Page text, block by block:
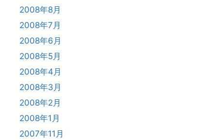
2008年8月
2008年7月
2008年6月
2008年5月
2008年4月
2008年3月
2008年2月
2008年1月
2007年11月